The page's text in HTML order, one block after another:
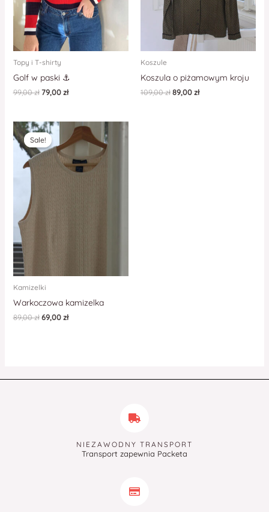
Topy i T-shirty
Golf w paski ⚓️
99,00zł 79,00zł
Koszule
Koszula o piżamowym kroju
109,00zł89,00zł
Sale!
Sale!
Kamizelki
Warkoczowa kamizelka
89,00zł 69,00zł
NIEZAWODNY TRANSPORT
Transport zapewnia Packeta